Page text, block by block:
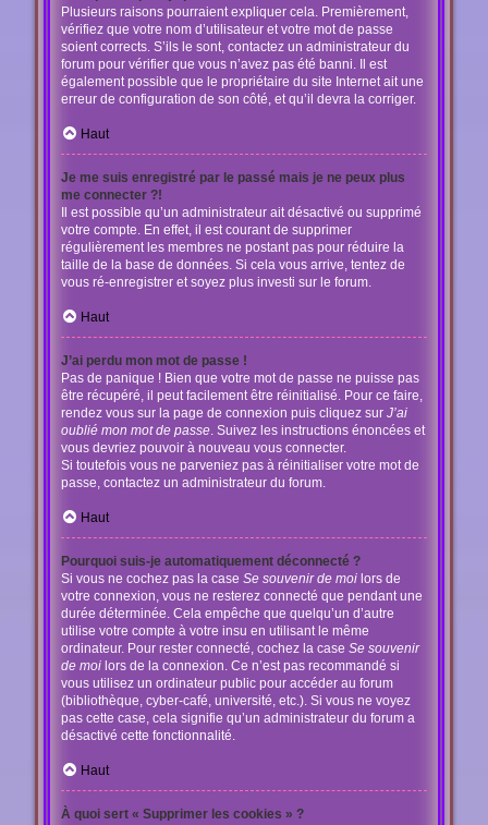
Plusieurs raisons pourraient expliquer cela. Premièrement,
vérifiez que votre nom d’utilisateur et votre mot de passe
soient corrects. S’ils le sont, contactez un administrateur du
forum pour vérifier que vous n’avez pas été banni. Il est
également possible que le propriétaire du site Internet ait une
erreur de configuration de son côté, et qu’il devra la corriger.
Haut
Je me suis enregistré par le passé mais je ne peux plus
me connecter ?!
Il est possible qu’un administrateur ait désactivé ou supprimé
votre compte. En effet, il est courant de supprimer
régulièrement les membres ne postant pas pour réduire la
taille de la base de données. Si cela vous arrive, tentez de
vous ré-enregistrer et soyez plus investi sur le forum.
Haut
J’ai perdu mon mot de passe !
Pas de panique ! Bien que votre mot de passe ne puisse pas
être récupéré, il peut facilement être réinitialisé. Pour ce faire,
rendez vous sur la page de connexion puis cliquez sur J’ai
oublié mon mot de passe. Suivez les instructions énoncées et
vous devriez pouvoir à nouveau vous connecter.
Si toutefois vous ne parveniez pas à réinitialiser votre mot de
passe, contactez un administrateur du forum.
Haut
Pourquoi suis-je automatiquement déconnecté ?
Si vous ne cochez pas la case Se souvenir de moilors de
votre connexion, vous ne resterez connecté que pendant une
durée déterminée. Cela empêche que quelqu’un d’autre
utilise votre compte à votre insu en utilisant le même
ordinateur. Pour rester connecté, cochez la case Se souvenir
de moilors de la connexion. Ce n’est pas recommandé si
vous utilisez un ordinateur public pour accéder au forum
(bibliothèque, cyber-café, université, etc.). Si vous ne voyez
pas cette case, cela signifie qu’un administrateur du forum a
désactivé cette fonctionnalité.
Haut
À quoi sert « Supprimer les cookies » ?